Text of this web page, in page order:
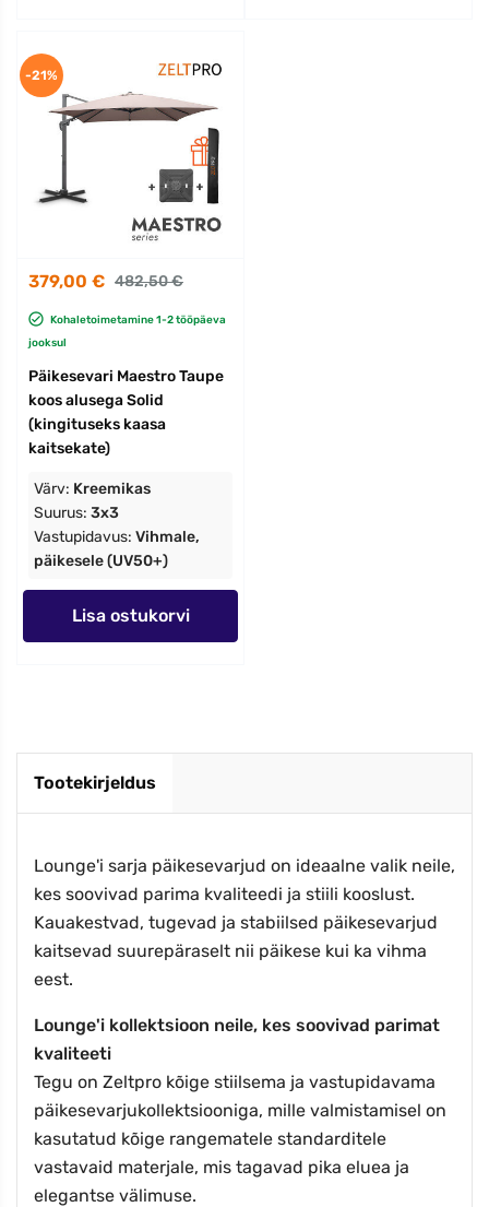
379,00 € 482,50 €
Kohaletoimetamine 1-2 tööpäeva
jooksul
Päikesevari Maestro Taupe
koos alusega Solid
(kingituseks kaasa
kaitsekate)
Värv: Kreemikas
Suurus: 3x3
Vastupidavus: Vihmale,
päikesele (UV50+)
Lisa ostukorvi
-21%
Tootekirjeldus
Lounge'i sarja päikesevarjud on ideaalne valik neile,
kes soovivad parima kvaliteedi ja stiili kooslust.
Kauakestvad, tugevad ja stabiilsed päikesevarjud
kaitsevad suurepäraselt nii päikese kui ka vihma
eest.
Lounge'i kollektsioon neile, kes soovivad parimat
kvaliteeti
Tegu on Zeltpro kõige stiilsema ja vastupidavama
päikesevarjukollektsiooniga, mille valmistamisel on
kasutatud kõige rangematele standarditele
vastavaid materjale, mis tagavad pika eluea ja
elegantse välimuse.